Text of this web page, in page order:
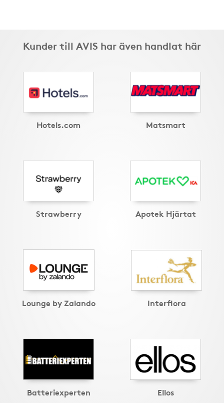
Kunder till AVIS har även handlat här
Hotels.com Matsmart
Strawberry Apotek Hjärtat
Lounge by Zalando Interflora
Batteriexperten Ellos